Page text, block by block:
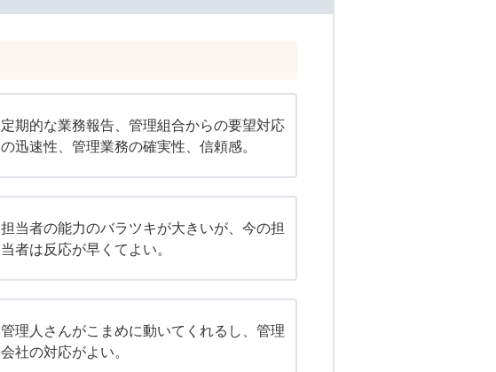
定期的な業務報告、管理組合からの要望対応
の迅速性、管理業務の確実性、信頼感。
担当者の能力のバラツキが大きいが、今の担
当者は反応が早くてよい。
管理人さんがこまめに動いてくれるし、管理
会社の対応がよい。